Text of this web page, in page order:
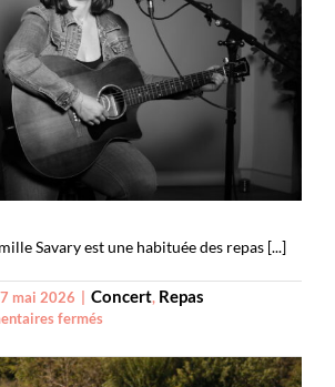
Savary est une habituée des repas [...]
7 mai 2026 Concert, Repas
ferméssur
Savary